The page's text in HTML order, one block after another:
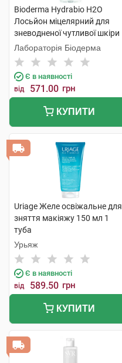
Bioderma Hydrabio H2O
Лосьйон міцелярний для
зневодненої чутливої шкіри
250 мл 1 флакон
Лабораторія Біодерма
Є в наявності
від 571.00 грн
КУПИТИ
Uriage Желе освіжальне для
зняття макіяжу 150 мл 1
туба
Урьяж
Є в наявності
від 589.50 грн
КУПИТИ